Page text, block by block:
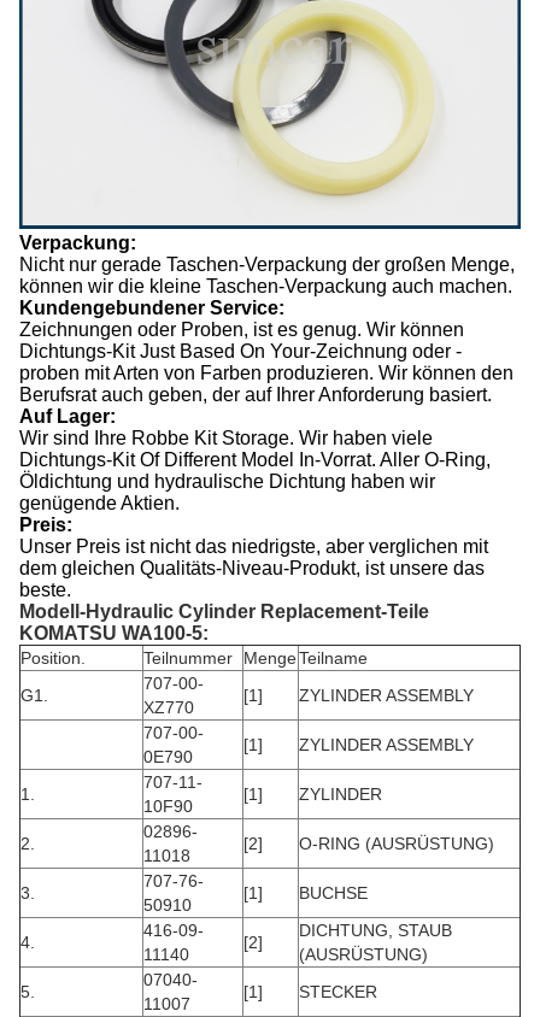
Verpackung:
Nicht nur gerade Taschen-Verpackung der großen Menge,
können wir die kleine Taschen-Verpackung auch machen.
Kundengebundener Service:
Zeichnungen oder Proben, ist es genug. Wir können
Dichtungs-Kit Just Based On Your-Zeichnung oder -
proben mit Arten von Farben produzieren. Wir können den
Berufsrat auch geben, der auf Ihrer Anforderung basiert.
Auf Lager:
Wir sind Ihre Robbe Kit Storage. Wir haben viele
Dichtungs-Kit Of Different Model In-Vorrat. Aller O-Ring,
Öldichtung und hydraulische Dichtung haben wir
genügende Aktien.
Preis:
Unser Preis ist nicht das niedrigste, aber verglichen mit
dem gleichen Qualitäts-Niveau-Produkt, ist unsere das
beste.
Modell-Hydraulic Cylinder Replacement-Teile
KOMATSU WA100-5:
Position. Teilnummer MengeTeilname
G1.
707-00-
XZ770
[1]
ZYLINDER ASSEMBLY
707-00-
0E790
[1] ZYLINDER ASSEMBLY
1.
707-11-
10F90
[1] ZYLINDER
2.
02896-
11018
[2] O-RING (AUSRÜSTUNG)
3.
707-76-
50910
[1] BUCHSE
4.
416-09-
11140
[2]
DICHTUNG, STAUB
(AUSRÜSTUNG)
5.
07040-
11007
[1] STECKER